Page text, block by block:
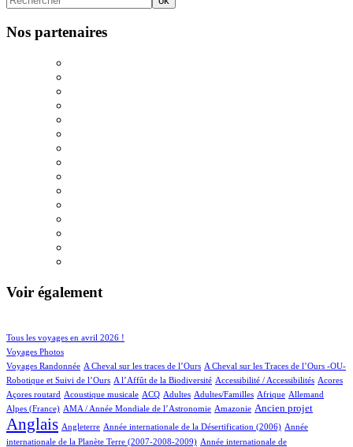
Nos partenaires
Voir également
Tous les voyages en avril 2026 !
79/539
Voyages Photos
67/539
Voyages Randonnée
4/539 A Cheval sur les traces de l’Ours
4/539
A Cheval sur les Traces de l’Ours -OU-
Robotique et Suivi de l’Ours
2/539 A l’Affût de la Biodiversité
1/539 Accessibilité / Accessibilités
1/539 Acores
1/539
Açores routard
1/539 Acoustique musicale
33/539 ACQ
17/539 Adultes
11/539 Adultes/Familles
3/539 Afrique
18/539 Allemand
17/539
Alpes (France)
12/539 AMA / Année Mondiale de l’Astronomie
3/539 Amazonie
177/539 Ancien projet
409/539
Anglais
64/539 Angleterre
6/539 Année internationale de la Désertification (2006)
13/539
Année
internationale de la Planète Terre (2007-2008-2009)
4/539
Année internationale de